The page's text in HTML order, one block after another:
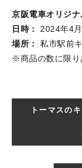
京阪電車オリジ
日時：
2024年4
場所：
私市駅前
※商品の数に限り
トーマスの